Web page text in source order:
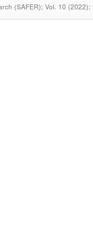
(SAFER); Vol. 10 (2022);